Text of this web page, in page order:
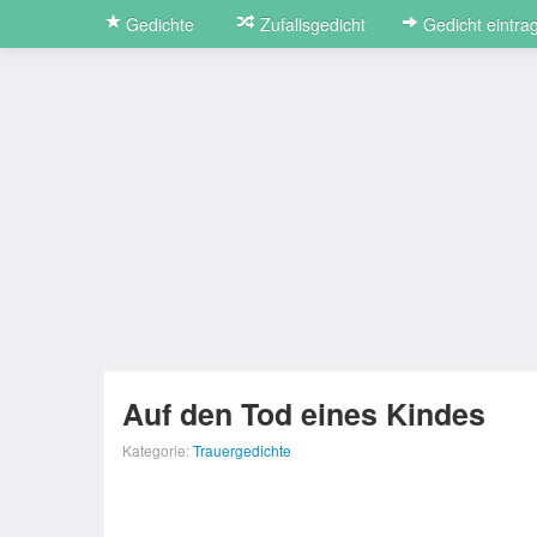
Gedichte Zufallsgedicht Gedicht
Auf den Tod eines Kindes
Kategorie:Trauergedichte